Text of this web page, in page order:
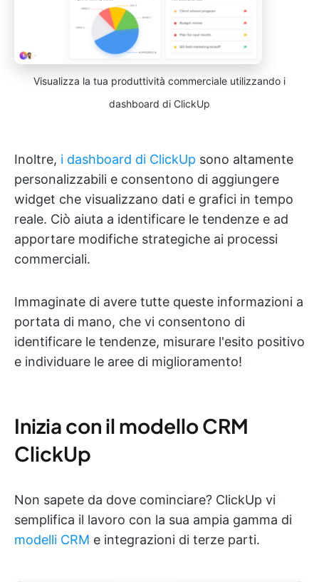
Visualizza la tua produttività commerciale utilizzando i
dashboard di ClickUp
Inoltre, i dashboard di ClickUp sono altamente
personalizzabili e consentono di aggiungere
widget che visualizzano dati e grafici in tempo
reale. Ciò aiuta a identificare le tendenze e ad
apportare modifiche strategiche ai processi
commerciali.
Immaginate di avere tutte queste informazioni a
portata di mano, che vi consentono di
identificare le tendenze, misurare l'esito positivo
e individuare le aree di miglioramento!
Inizia con il modello CRM
ClickUp
Non sapete da dove cominciare? ClickUp vi
semplifica il lavoro con la sua ampia gamma di
modelli CRM e integrazioni di terze parti.